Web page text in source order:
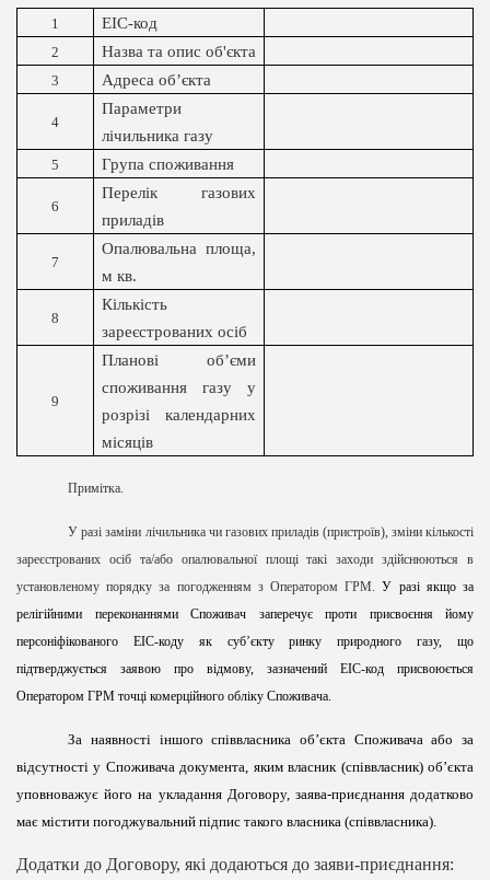
1 ЕІС-код
2 Назва та опис об'єкта
3 Адреса об’єкта
4
Параметри
лічильника газу
5 Група споживання
6
Перелік газових
приладів
7
Опалювальна площа,
м кв.
8
Кількість
зареєстрованих осіб
9
Планові об’єми
споживання газу у
розрізі календарних
місяців
Примітка.
У разі заміни лічильника чи газових приладів (пристроїв), зміни кількості
зареєстрованих осіб та/або опалювальної площі такі заходи здійснюються в
установленому порядку за погодженням з Оператором ГРМ.У разі якщо за
релігійними переконаннями Споживач заперечує проти присвоєння йому
персоніфікованого ЕІС-коду як суб’єкту ринку природного газу, що
підтверджується заявою про відмову, зазначений ЕІС-код присвоюється
Оператором ГРМ точці комерційного обліку Споживача.
За наявності іншого співвласника об’єкта Споживача або за
відсутності у Споживача документа, яким власник (співвласник) об’єкта
уповноважує його на укладання Договору, заява-приєднання додатково
має містити погоджувальний підпис такого власника (співвласника).
Додатки до Договору, які додаються до заяви-приєднання: